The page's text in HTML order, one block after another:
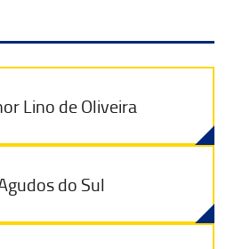
Lino de Oliveira
do Sul